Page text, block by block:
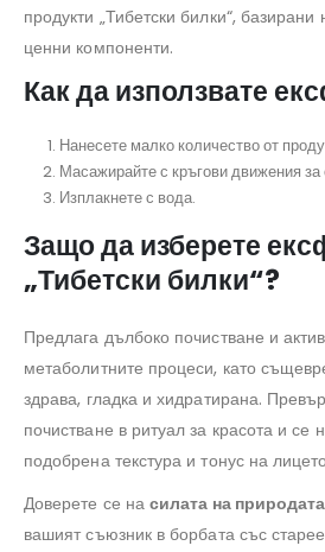
продукти „Тибетски билки“,
ценни компоненти.
Как да използвате
Нанесете малко количество от
Масажирайте с кръгови движения за
Изплакнете с вода.
Защо да изберете
„Тибетски билки“?
Предлага дълбоко почистване и
метаболитните процеси, като
здрава, гладка и хидратирана.
почистване в ритуал за красота и се
подобрена текстура и тонус на
Доверете се насилата на природата
вашият съюзник в борбата със